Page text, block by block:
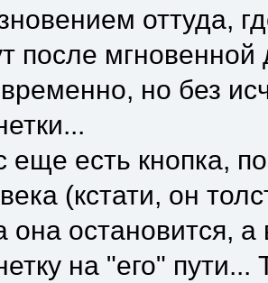
оттуда,
после мгновенной
но без
еще есть кнопка,
(кстати, он
она остановится,
на "его"